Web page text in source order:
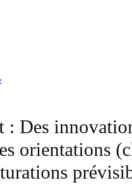
: Des
orientations